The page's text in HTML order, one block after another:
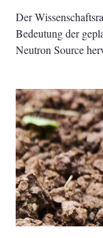
Der
Bedeutung der
Neutron Source